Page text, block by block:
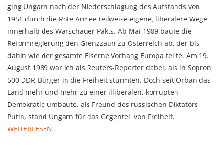
ging Ungarn nach der Niederschlagung des Aufstands von
1956 durch die Rote Armee teilweise eigene, liberalere Wege
innerhalb des Warschauer Pakts. Ab Mai 1989 baute die
Reformregierung den Grenzzaun zu Österreich ab, der bis
dahin wie der gesamte Eiserne Vorhang Europa teilte. Am 19.
August 1989 war ich als Reuters-Reporter dabei, als in Sopron
500 DDR-Bürger in die Freiheit stürmten. Doch seit Orban das
Land mehr und mehr zu einer illiberalen, korrupten
Demokratie umbaute, als Freund des russischen Diktators
Putin, stand Ungarn für das Gegenteil von Freiheit.
WEITERLESEN